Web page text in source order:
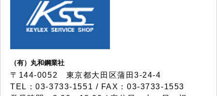
（有）丸和鋼業社
〒144-0052 東京都大田区蒲田3-24-4
TEL：03-3733-1551 / FAX：03-3733-1553